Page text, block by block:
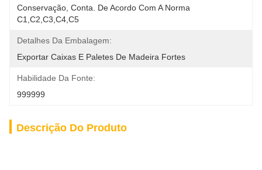
Conservação, Conta. De Acordo Com A Norma
C1,C2,C3,C4,C5
Detalhes Da Embalagem:
Exportar Caixas E Paletes De Madeira Fortes
Habilidade Da Fonte:
999999
Descrição Do Produto